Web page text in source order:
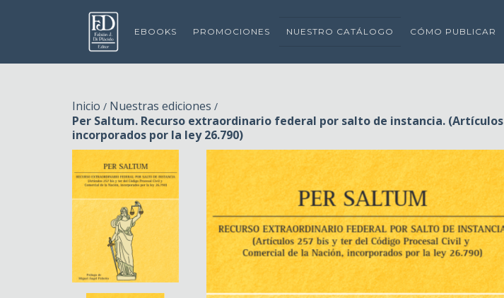
EBOOKS PROMOCIONES NUESTRO CATÁLOGO CÓMO PUBLICAR
Inicio / Nuestras ediciones /
Per Saltum. Recurso extraordinario federal por salto de instancia.
incorporados por la ley 26.790)